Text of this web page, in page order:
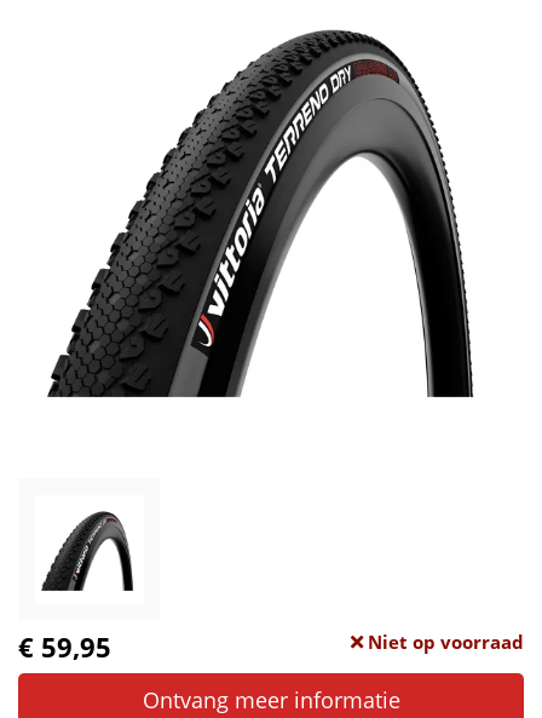
€ 59,95 Niet op voorraad
Ontvang meer informatie